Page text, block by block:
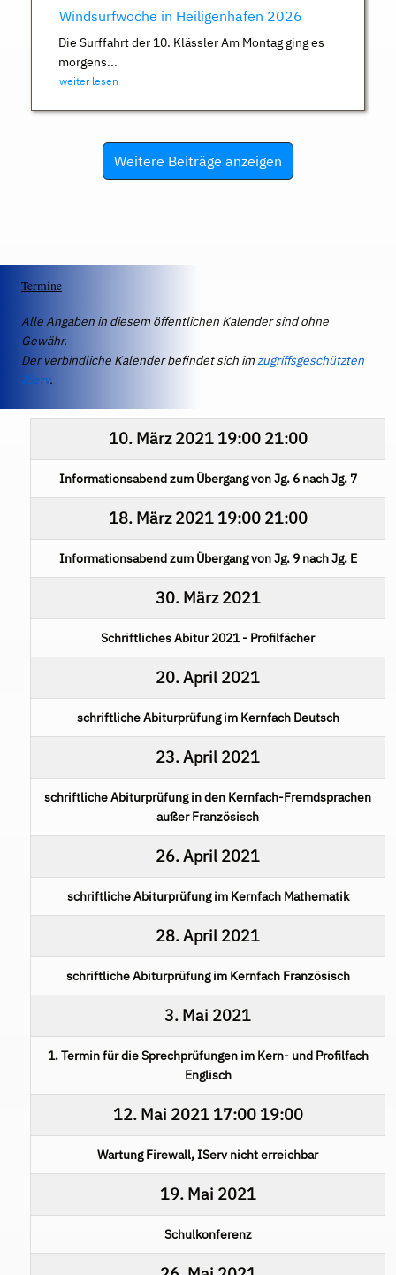
Windsurfwoche in Heiligenhafen 2026
Die Surffahrt der 10. Klässler Am Montag ging es
morgens...
weiter lesen
Weitere Beiträge anzeigen
Termine
Alle Angaben in diesem öffentlichen Kalender sind ohne
Gewähr.
Der verbindliche Kalender befindet sich imzugriffsgeschützten
IServ.
10. März 202119:00 21:00
Informationsabend zum Übergang von Jg. 6 nach Jg. 7
18. März 202119:00 21:00
Informationsabend zum Übergang von Jg. 9 nach Jg. E
30. März 2021
Schriftliches Abitur 2021 - Profilfächer
20. April 2021
schriftliche Abiturprüfung im Kernfach Deutsch
23. April 2021
schriftliche Abiturprüfung in den Kernfach-Fremdsprachen
außer Französisch
26. April 2021
schriftliche Abiturprüfung im Kernfach Mathematik
28. April 2021
schriftliche Abiturprüfung im Kernfach Französisch
3. Mai 2021
1. Termin für die Sprechprüfungen im Kern- und Profilfach
Englisch
12. Mai 202117:00 19:00
Wartung Firewall, IServ nicht erreichbar
19. Mai 2021
Schulkonferenz